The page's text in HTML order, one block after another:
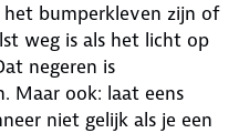
het bumperkleven zijn of
weg is als het licht op
negeren is
Maar ook: laat eens
niet gelijk als je een